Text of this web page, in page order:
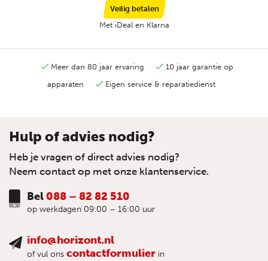
Veilig betalen
Met iDeal en Klarna
Meer dan 80 jaar ervaring
10 jaar garantie op
apparaten
Eigen service & reparatiedienst
Hulp of advies nodig?
Heb je vragen of direct advies nodig?
Neem contact op met onze klantenservice.
Bel 088 – 82 82 510
op werkdagen 09:00 – 16:00 uur
info@horizont.nl
of vul ons contactformulier in